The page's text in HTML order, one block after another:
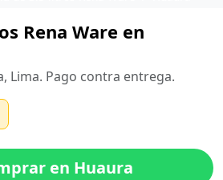
Rena Ware en
Lima. Pago contra entrega.
en Huaura